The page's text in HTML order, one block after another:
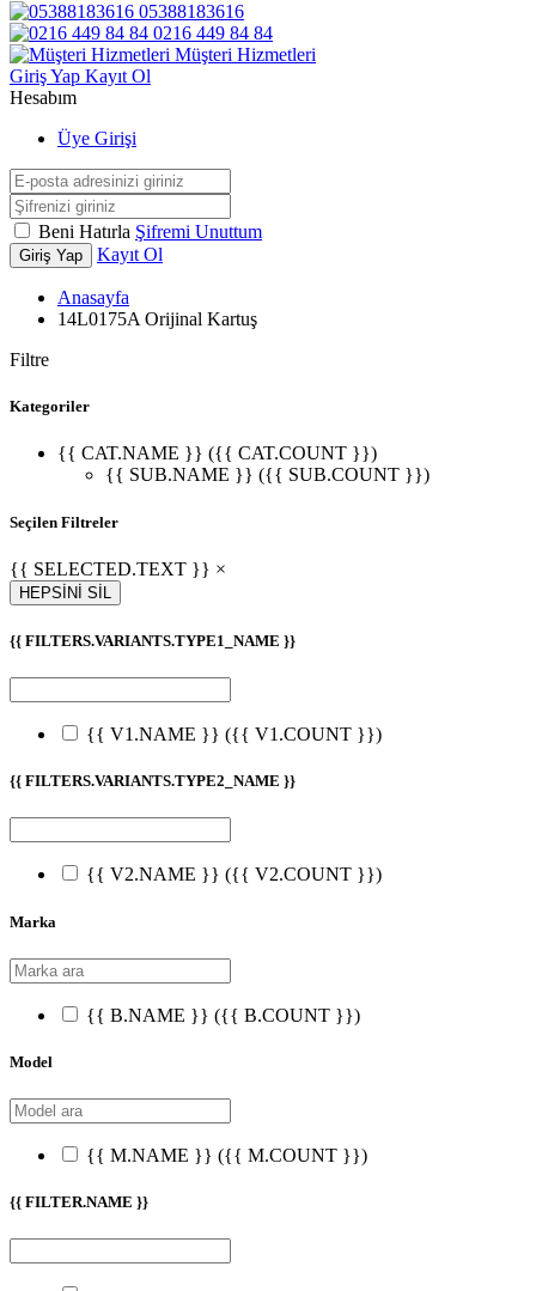
05388183616
0216 449 84 84
Müşteri Hizmetleri
Giriş Yap Kayıt Ol
Hesabım
Üye Girişi
Beni Hatırla Şifremi Unuttum
Giriş Yap Kayıt Ol
Anasayfa
14L0175A Orijinal Kartuş
Filtre
Kategoriler
{{ CAT.NAME }} ({{ CAT.COUNT }})
{{ SUB.NAME }} ({{ SUB.COUNT }})
Seçilen Filtreler
{{ SELECTED.TEXT }} ×
HEPSİNİ SİL
{{ FILTERS.VARIANTS.TYPE1_NAME }}
{{ V1.NAME }} ({{ V1.COUNT }})
{{ FILTERS.VARIANTS.TYPE2_NAME }}
{{ V2.NAME }} ({{ V2.COUNT }})
Marka
{{ B.NAME }} ({{ B.COUNT }})
Model
{{ M.NAME }} ({{ M.COUNT }})
{{ FILTER.NAME }}